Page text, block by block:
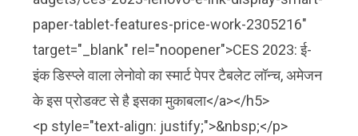
paper-tablet-features-price-work-2305216"
target="_blank" rel="noopener">CES 2023: ई-
इंक डिस्प्ले वाला लेनोवो का स्मार्ट पेपर टैबलेट लॉन्च, अमेजन
के इस प्रोडक्ट से है इसका मुकाबला</a></h5>
<p style="text-align: justify;">&nbsp;</p>